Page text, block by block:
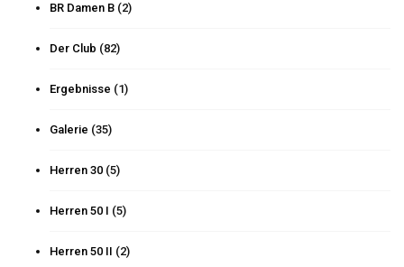
BR Damen B (2)
Der Club (82)
Ergebnisse (1)
Galerie (35)
Herren 30 (5)
Herren 50 I (5)
Herren 50 II (2)